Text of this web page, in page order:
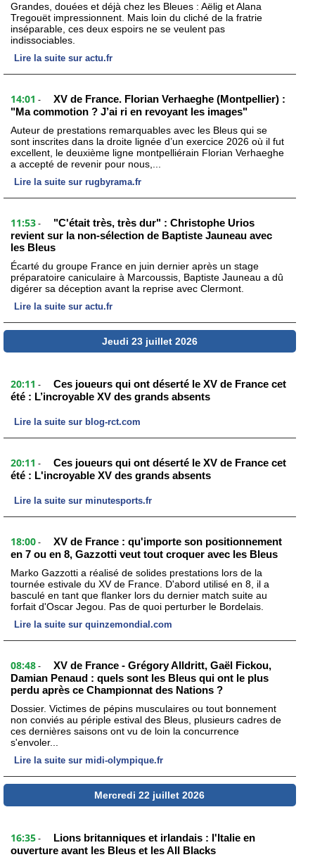
Grandes, douées et déjà chez les Bleues : Aëlig et Alana
Tregouët impressionnent. Mais loin du cliché de la fratrie
inséparable, ces deux espoirs ne se veulent pas
indissociables.
Lire la suite sur actu.fr
14:01 -
XV de France. Florian Verhaeghe (Montpellier) :
"Ma commotion ? J’ai ri en revoyant les images"
Auteur de prestations remarquables avec les Bleus qui se
sont inscrites dans la droite lignée d’un exercice 2026 où il fut
excellent, le deuxième ligne montpelliérain Florian Verhaeghe
a accepté de revenir pour nous,...
Lire la suite sur rugbyrama.fr
11:53 -
"C'était très, très dur" : Christophe Urios
revient sur la non-sélection de Baptiste Jauneau avec
les Bleus
Écarté du groupe France en juin dernier après un stage
préparatoire caniculaire à Marcoussis, Baptiste Jauneau a dû
digérer sa déception avant la reprise avec Clermont.
Lire la suite sur actu.fr
Jeudi 23 juillet 2026
20:11 -
Ces joueurs qui ont déserté le XV de France cet
été : L’incroyable XV des grands absents
Lire la suite sur blog-rct.com
20:11 -
Ces joueurs qui ont déserté le XV de France cet
été : L'incroyable XV des grands absents
Lire la suite sur minutesports.fr
18:00 -
XV de France : qu'importe son positionnement
en 7 ou en 8, Gazzotti veut tout croquer avec les Bleus
Marko Gazzotti a réalisé de solides prestations lors de la
tournée estivale du XV de France. D'abord utilisé en 8, il a
basculé en tant que flanker lors du dernier match suite au
forfait d'Oscar Jegou. Pas de quoi perturber le Bordelais.
Lire la suite sur quinzemondial.com
08:48 -
XV de France - Grégory Alldritt, Gaël Fickou,
Damian Penaud : quels sont les Bleus qui ont le plus
perdu après ce Championnat des Nations ?
Dossier. Victimes de pépins musculaires ou tout bonnement
non conviés au périple estival des Bleus, plusieurs cadres de
ces dernières saisons ont vu de loin la concurrence
s'envoler...
Lire la suite sur midi-olympique.fr
Mercredi 22 juillet 2026
16:35 -
Lions britanniques et irlandais : l'Italie en
ouverture avant les Bleus et les All Blacks